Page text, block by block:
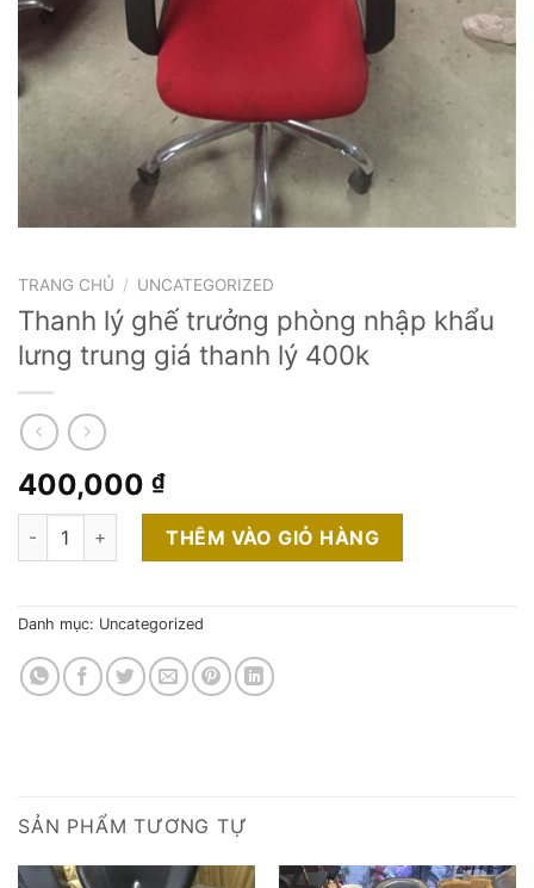
TRANG CHỦ / UNCATEGORIZED
Thanh lý ghế trưởng phòng nhập khẩu
lưng trung giá thanh lý 400k
400,000 ₫
Thanh lý ghế trưởng phòng nhập khẩu lưng trung giá thanh lý
THÊM VÀO GIỎ HÀNG
Danh mục: Uncategorized
SẢN PHẨM TƯƠNG TỰ